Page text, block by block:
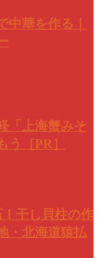
中華を作る｜
「上海蟹みそ
う［PR］
干し貝柱の作
・北海道猿払